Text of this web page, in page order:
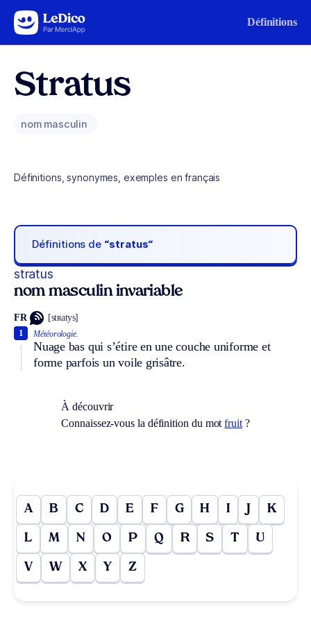
Aller au contenu Définitions
Stratus
nom masculin
Définitions, synonymes, exemples en français
Définitions de “stratus“
stratus
nom masculin invariable
FR [stʀatys]
Météorologie.
Nuage bas qui s’étire en une couche uniforme et
forme parfois un voile grisâtre.
1
À découvrir
Connaissez-vous la définition du motfruit?
A B C D E F G H I J K
L M N O P Q R S T U
V W X Y Z